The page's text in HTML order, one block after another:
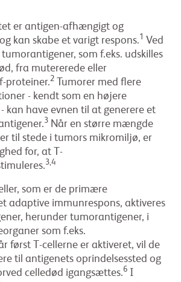
er antigen-afhængigt og
kan skabe et varigt respons.1
Ved
som f.eks. udskilles
fra mutererede eller
proteiner.2
Tumorer med flere
- kendt som en højere
kan have evnen til at generere et
3 Når en større mængde
til stede i tumors mikromiljø, er
for, at T-
3,4
som er de primære
adaptive immunrespons, aktiveres
herunder tumorantigener, i
som f.eks.
først T-cellerne er aktiveret, vil de
til antigenets oprindelsessted og
celledød igangsættes.6 I